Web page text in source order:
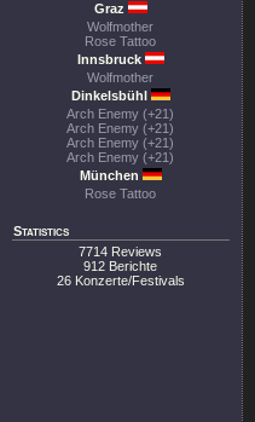
Graz
Wolfmother
Rose Tattoo
Innsbruck
Wolfmother
Dinkelsbühl
Arch Enemy (+21)
Arch Enemy (+21)
Arch Enemy (+21)
Arch Enemy (+21)
München
Rose Tattoo
Statistics
7714 Reviews
912 Berichte
26 Konzerte/Festivals